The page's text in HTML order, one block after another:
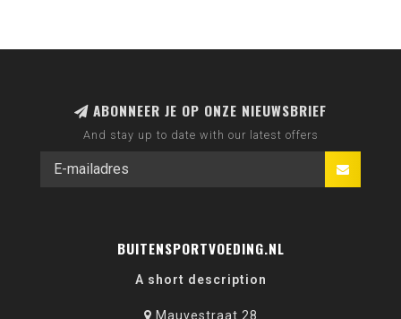
ABONNEER JE OP ONZE NIEUWSBRIEF
And stay up to date with our latest offers
BUITENSPORTVOEDING.NL
A short description
Mauvestraat 28